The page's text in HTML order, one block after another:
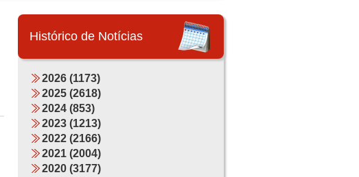
Histórico de Notícias
2026 (1173)
2025 (2618)
2024 (853)
2023 (1213)
2022 (2166)
2021 (2004)
2020 (3177)